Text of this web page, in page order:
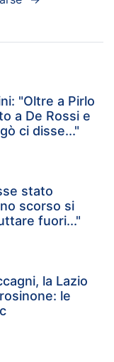
"Oltre a Pirlo
a De Rossi e
ci disse..."
stato
scorso si
fuori..."
la Lazio
le